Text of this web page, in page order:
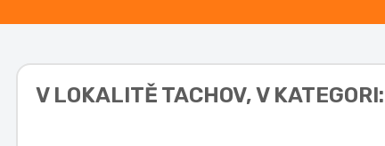
V LOKALITĚ TACHOV, V